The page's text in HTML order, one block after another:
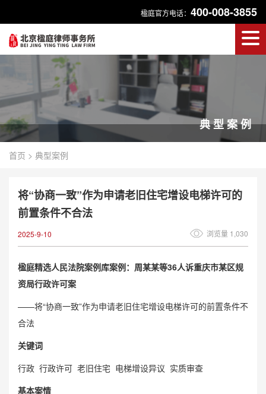
楹庭官方电话： 400-008-3855
典型案例
首页 > 典型案例
将“协商一致”作为申请老旧住宅增设电梯许可的
前置条件不合法
2025-9-10 浏览量 1,030
楹庭精选人民法院案例库案例：周某某等36人诉重庆市某区规
资局行政许可案
——将“协商一致”作为申请老旧住宅增设电梯许可的前置条件不
合法
关键词
行政 行政许可 老旧住宅 电梯增设异议 实质审查
基本案情